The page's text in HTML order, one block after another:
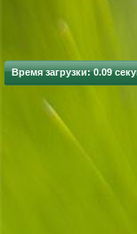
Время загрузки: 0.09